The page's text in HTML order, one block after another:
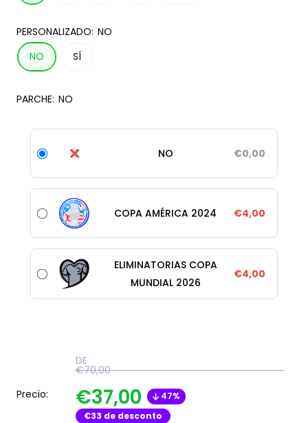
PERSONALIZADO: NO
NO
SÍ
PARCHE: NO
❌ NO €0,00
COPA AMÉRICA 2024 €4,00
ELIMINATORIAS COPA
MUNDIAL 2026
€4,00
Precio:
DE
€70,00
€37,00
47%
€33 de desconto